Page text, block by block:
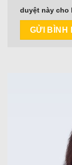
duyệt này cho